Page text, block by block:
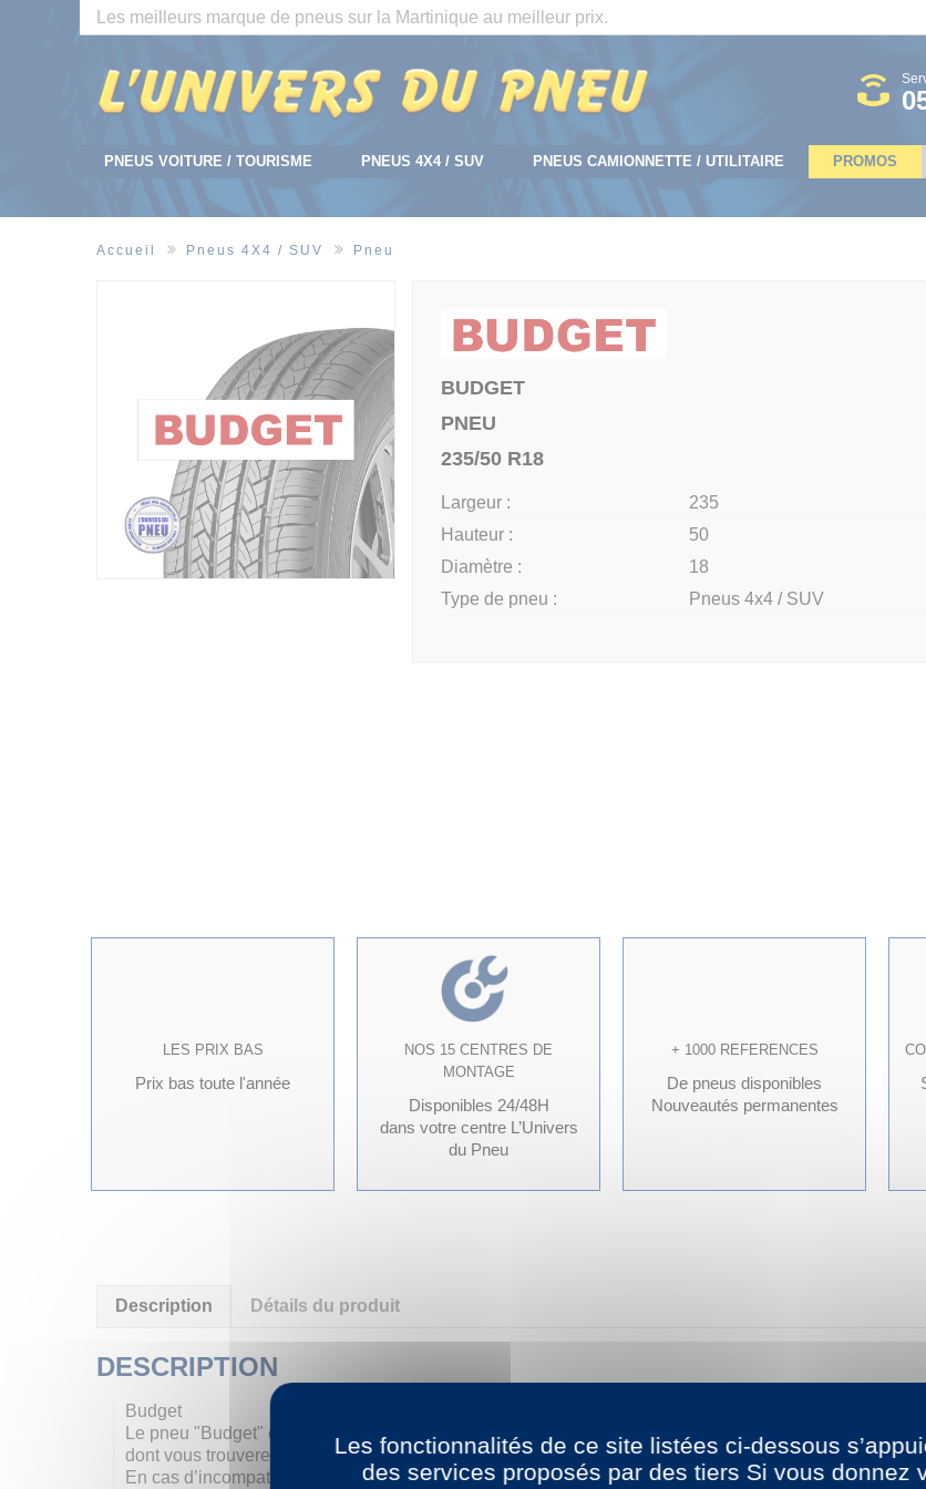
Les meilleurs marque de pneus sur la Martinique au meilleur prix.
PNEUS VOITURE / TOURISME PNEUS 4X4 / SUV PNEUS CAMIONNETTE / UTILITAIRE PROMOS
Accueil Pneus 4X4 / SUV Pneu
BUDGET
PNEU
235/50 R18
Largeur :
235
Hauteur :
50
Diamètre :
18
Type de pneu :
Pneus 4x4 / SUV
LES PRIX BAS
Prix bas toute l'année
NOS 15 CENTRES DE
MONTAGE
Disponibles 24/48H
dans votre centre L’Univers
du Pneu
+ 1000 REFERENCES
De pneus disponibles
Nouveautés permanentes
Description Détails du produit
DESCRIPTION
Budget
Le pneu "Budget" est un pneu aux normes européennes, à prix très compétitif. Le terme désigne
dont vous trouverez la liste non exhaustive ci-après: Triangle, Toledo, Neolin, Leao, Ovation, Hifly,
En cas d’incompatibilité de profil (indices de charge et de vitesse) avec votre véhicule, nos
Panneau de gestion des cookies
Les fonctionnalités de ce site listées ci-dessous
des services proposés par des tiers Si vous donnez